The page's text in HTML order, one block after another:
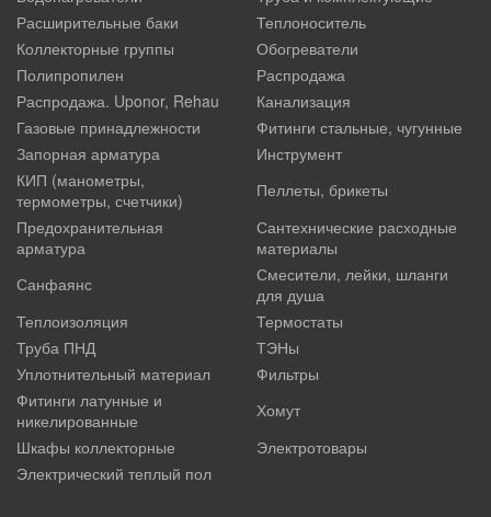
Расширительные баки
Теплоноситель
Коллекторные группы
Обогреватели
Полипропилен
Распродажа
Распродажа. Uponor, Rehau
Канализация
Газовые принадлежности
Фитинги стальные, чугунные
Запорная арматура
Инструмент
КИП (манометры,
термометры, счетчики)
Пеллеты, брикеты
Предохранительная
арматура
Сантехнические расходные
материалы
Санфаянс
Смесители, лейки, шланги
для душа
Теплоизоляция
Термостаты
Труба ПНД
ТЭНы
Уплотнительный материал
Фильтры
Фитинги латунные и
никелированные
Хомут
Шкафы коллекторные
Электротовары
Электрический теплый пол